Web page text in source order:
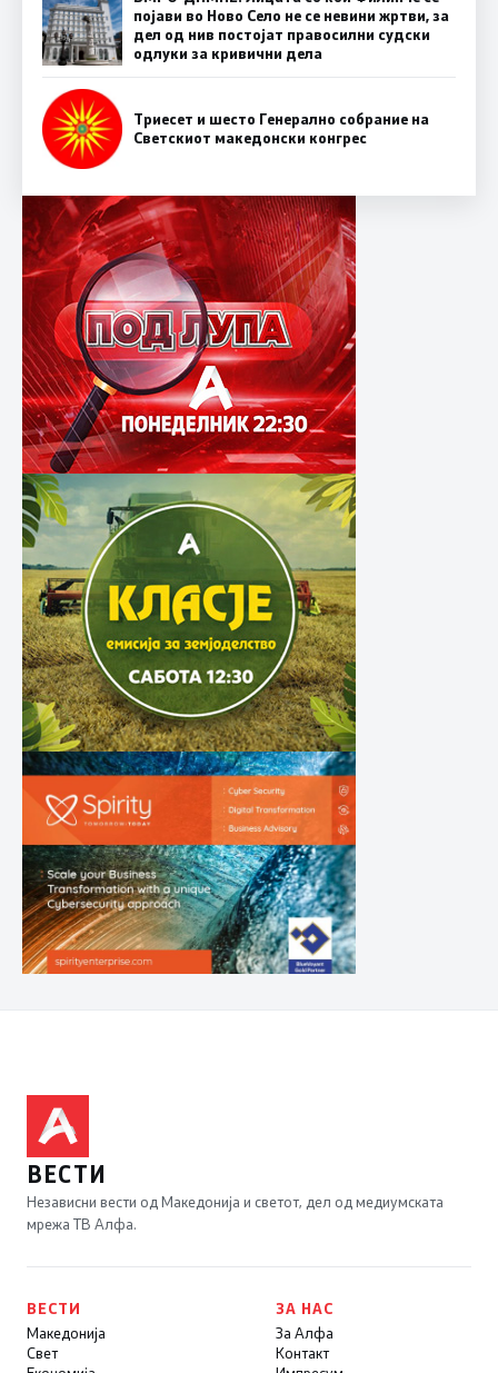
појави во Ново Село не се невини жртви, за
дел од нив постојат правосилни судски
одлуки за кривични дела
Триесет и шесто Генерално собрание на
Светскиот македонски конгрес
ВЕСТИ
Независни вести од Македонија и светот, дел од медиумската
мрежа ТВ Алфа.
ВЕСТИ
Македонија
Свет
ЗА НАС
За Алфа
Контакт